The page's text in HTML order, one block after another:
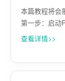
本篇教程将会
第一步：启动
【换个声音】
查看详情>>